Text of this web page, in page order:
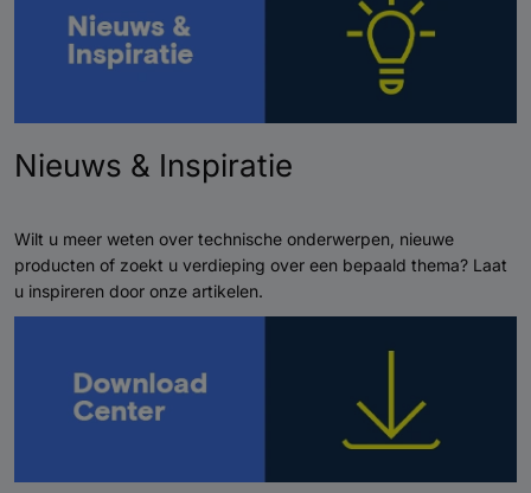
Nieuws & Inspiratie
Wilt u meer weten over technische onderwerpen, nieuwe
producten of zoekt u verdieping over een bepaald thema? Laat
u inspireren door onze artikelen.